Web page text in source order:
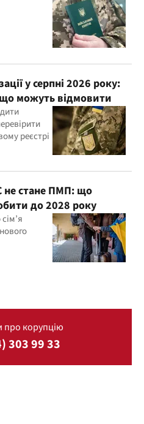
у серпні 2026 року:
можуть відмовити
реєстрі
не стане ПМП: що
до 2028 року
про корупцію
303 99 33